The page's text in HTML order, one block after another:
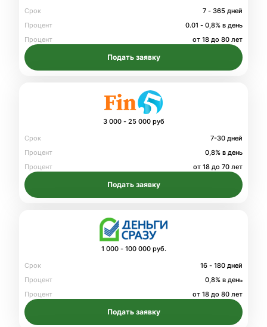
Срок
7 - 365 дней
Процент
0.01 - 0,8% в день
Процент
от 18 до 80 лет
Подать заявку
3 000 - 25 000 руб
Срок
7-30 дней
Процент
0,8% в день
Процент
от 18 до 70 лет
Подать заявку
1 000 - 100 000 руб.
Срок
16 - 180 дней
Процент
0,8% в день
Процент
от 18 до 80 лет
Подать заявку